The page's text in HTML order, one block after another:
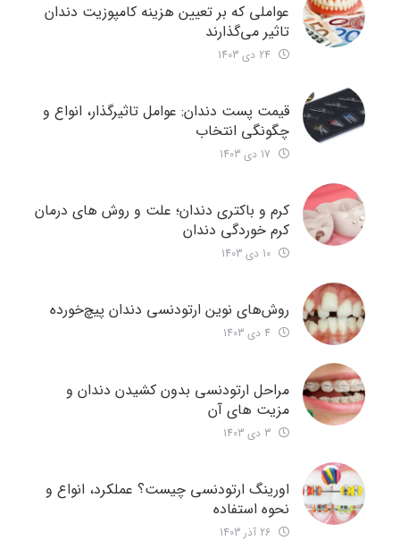
عواملی که بر تعیین هزینه کامپوزیت دندان
تاثیر می‌گذارند
قیمت پست دندان: عوامل تاثیرگذار، انواع و
چگونگی انتخاب
کرم و باکتری دندان؛ علت و روش های درمان
کرم خوردگی دندان
روش‌های نوین ارتودنسی دندان‌ پیچ‌خورده
مراحل ارتودنسی بدون کشیدن دندان و
مزیت های آن
اورینگ ارتودنسی چیست؟ عملکرد، انواع و
نحوه استفاده